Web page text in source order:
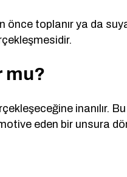
toplanır ya da
mu?
inanılır.
eden bir unsura